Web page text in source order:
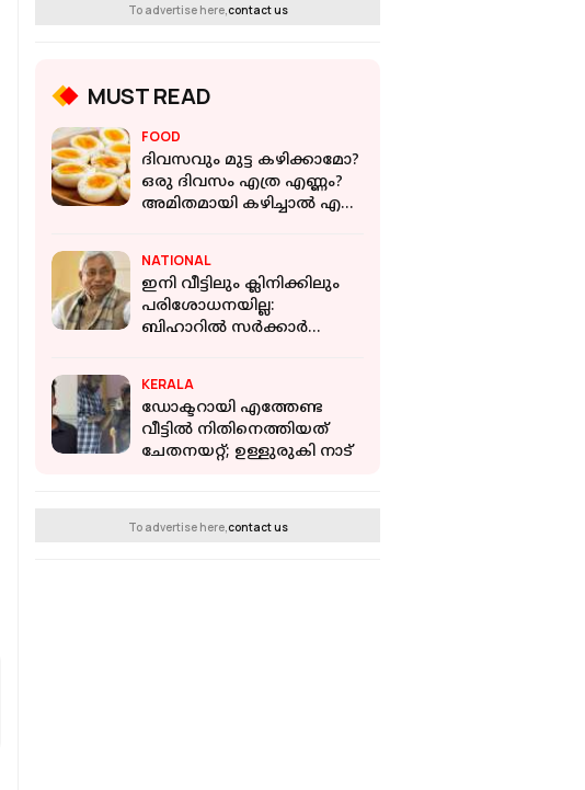
To advertise here, contact us
MUST READ
FOOD
ദിവസവും മുട്ട കഴിക്കാമോ?
ഒരു ദിവസം എത്ര എണ്ണം?
അമിതമായി കഴിച്ചാല്‍ എന്ത്
NATIONAL
ഇനി വീട്ടിലും ക്ലിനിക്കിലും
പരിശോധനയില്ല:
ബിഹാറിൽ സർക്കാർ
നിരോധിച്ചു
KERALA
ഡോക്ടറായി എത്തേണ്ട
വീട്ടില്‍ നിതിനെത്തിയത്
ചേതനയറ്റ്; ഉള്ളുരുകി നാട്
To advertise here, contact us